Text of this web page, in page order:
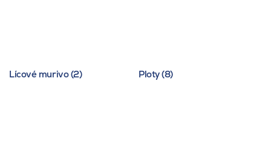
Lícové murivo (2) Ploty (8)